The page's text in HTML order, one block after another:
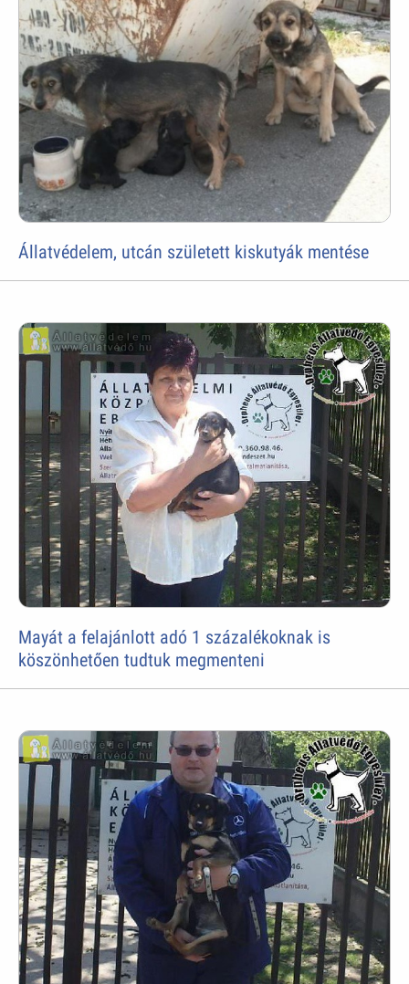
Állatvédelem, utcán született kiskutyák mentése
Mayát a felajánlott adó 1 százalékoknak is
köszönhetően tudtuk megmenteni